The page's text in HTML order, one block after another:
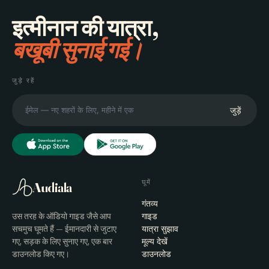
इत्मीनान की यात्रा,
बखूबी सुनाई गई।
जुड़े रहें
जुड़ें
Audiala
उस तरह के ऑडियो गाइड जैसे आप
सचमुच घूमते हैं — ईमानदारी से जुटाए
गए, सड़क के लिए सुनाए गए, एक बार
डाउनलोड किए गए।
घूमें
गंतव्य
गाइड
यात्रा सुझाव
मूल्य देखें
डाउनलोड